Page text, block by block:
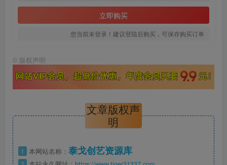
立即购买
您当前未登录！建议登陆后购买，可保存购买订单
© 版权声明
文章版权声
明
1 本网站名称： 泰戈创艺资源库